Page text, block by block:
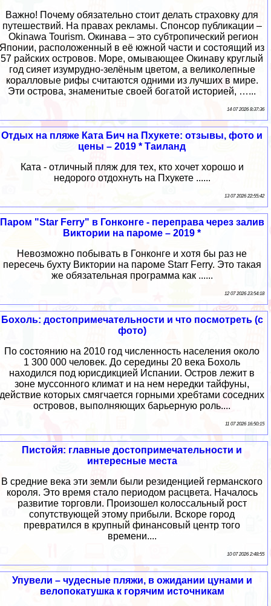
Важно! Почему обязательно стоит делать страховку для
путешествий. На правах рекламы. Спонсор публикации –
Okinawa Tourism. Окинава – это субтропический регион
Японии, расположенный в её южной части и состоящий из
57 райских островов. Море, омывающее Окинаву круглый
год сияет изумрудно-зелёным цветом, а великолепные
коралловые рифы считаются одними из лучших в мире.
Эти острова, знаменитые своей богатой историей, …...
14 07 2026 8:37:36
Отдых на пляже Ката Бич на Пхукете: отзывы, фото и
цены – 2019 * Таиланд
Ката - отличный пляж для тех, кто хочет хорошо и
недорого отдохнуть на Пхукете ......
13 07 2026 22:55:42
Паром "Star Ferry" в Гонконге - переправа через залив
Виктории на пароме – 2019 *
Невозможно побывать в Гонконге и хотя бы раз не
пересечь бухту Виктории на пароме Starr Ferry. Это такая
же обязательная программа как ......
12 07 2026 23:54:18
Бохоль: достопримечательности и что посмотреть (с
фото)
По состоянию на 2010 год численность населения около
1 300 000 человек. До середины 20 века Бохоль
находился под юрисдикцией Испании. Остров лежит в
зоне муссонного климат и на нем нередки тайфуны,
действие которых смягчается горными хребтами соседних
островов, выполняющих барьерную роль....
11 07 2026 16:50:15
Пистойя: главные достопримечательности и
интересные места
В средние века эти земли были резиденцией германского
короля. Это время стало периодом расцвета. Началось
развитие торговли. Произошел колоссальный рост
сопутствующей этому прибыли. Вскоре город
превратился в крупный финансовый центр того
времени....
10 07 2026 2:48:55
Упувели – чудесные пляжи, в ожидании цунами и
велопокатушка к горячим источникам